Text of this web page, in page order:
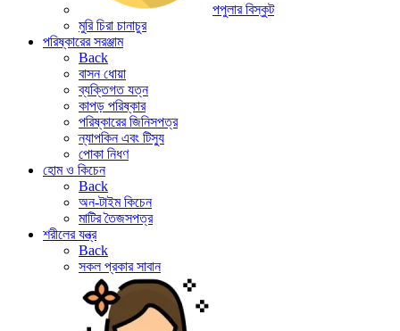
পপুলার বিস্কুট
মুরি চিরা চানাচুর
পরিষ্কারের সরঞ্জাম
Back
বাসন ধোয়া
ব্যক্তিগত যত্ন
কাপড় পরিষ্কার
পরিষ্কারের জিনিসপত্র
ন্যাপকিন এবং টিস্যু
পোকা নিধণ
হোম ও কিচেন
Back
অন-টাইম কিচেন
মাটির তৈজসপত্র
শরীলের যন্ত্র
Back
সকল প্রকার সাবান